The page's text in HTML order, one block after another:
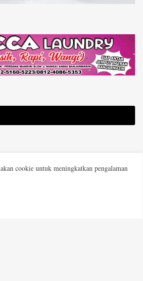
HABARI MEDIA
cookie untuk meningkatkan pengalaman